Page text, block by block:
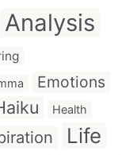
Analysis
Emotions
Health
Life